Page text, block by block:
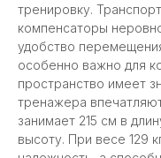
тренировку.
компенсаторы
удобство
особенно важно для
пространство имеет
тренажера
занимает 215 см в
высоту. При весе 129